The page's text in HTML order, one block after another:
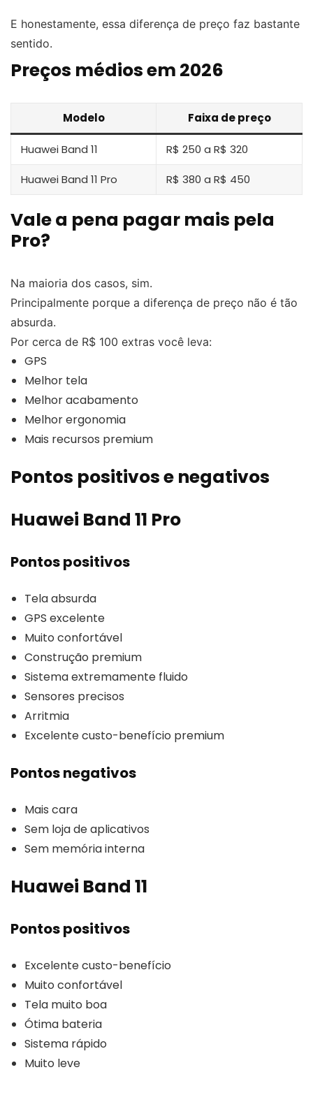
E honestamente, essa diferença de preço faz bastante
sentido.
Preços médios em 2026
Modelo Faixa de preço
Huawei Band 11 R$ 250 a R$ 320
Huawei Band 11 Pro R$ 380 a R$ 450
Vale a pena pagar mais pela
Pro?
Na maioria dos casos, sim.
Principalmente porque a diferença de preço não é tão
absurda.
Por cerca de R$ 100 extras você leva:
GPS
Melhor tela
Melhor acabamento
Melhor ergonomia
Mais recursos premium
Pontos positivos e negativos
Huawei Band 11 Pro
Pontos positivos
Tela absurda
GPS excelente
Muito confortável
Construção premium
Sistema extremamente fluido
Sensores precisos
Arritmia
Excelente custo-benefício premium
Pontos negativos
Mais cara
Sem loja de aplicativos
Sem memória interna
Huawei Band 11
Pontos positivos
Excelente custo-benefício
Muito confortável
Tela muito boa
Ótima bateria
Sistema rápido
Muito leve